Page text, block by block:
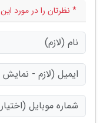
* نظرتان را در مورد این